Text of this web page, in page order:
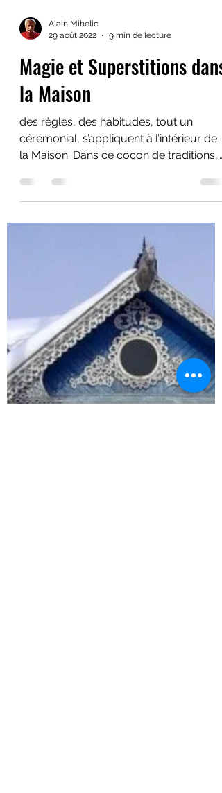
Alain Mihelic
29 août 2022
9 min de lecture
Magie et Superstitions dans
la Maison
des règles, des habitudes, tout un
cérémonial, s’appliquent à l’intérieur de
chaque élément trouve sa place,
empreint de sens et de symbolisme. Des
icônes chrétiennes au souffle du
paganisme, des amulettes protectrices
aux rituels magiques, chaque détail
participe à tisser la trame d'une
existence empreinte de mystère et de
transcendance.